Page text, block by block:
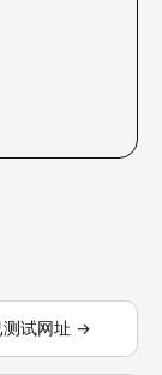
测试网址 →